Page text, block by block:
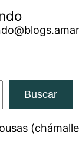
Buscar